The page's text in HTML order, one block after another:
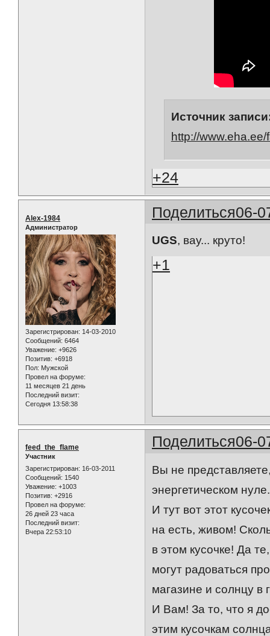
Источник
http://
+24
Поделиться06-
Alex-1984
Администратор
Зарегистрирован: 14-03-2010
Сообщений: 6464
Уважение: +9626
Позитив: +6918
Пол: Мужской
Провел на форуме:
11 месяцев 21 день
Последний визит:
Сегодня 13:58:38
UGS, вау... круто!
+1
Поделиться06-
feed_the_flame
Участник
Зарегистрирован: 16-03-2011
Сообщений: 1540
Уважение: +1003
Позитив: +2916
Провел на форуме:
26 дней 23 часа
Последний визит:
Вчера 22:53:10
Вы не
энергетическом
И тут вот этот
на есть, живом!
в этом кусочке! Да
могут радоваться
магазине и солнцу
И Вам! За то, что я
этим кусочкам